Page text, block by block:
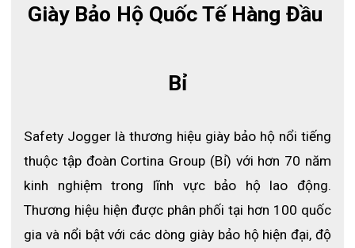
Giày phòng sạch Safety Jogger Sonic
THÔNG TIN CHI TIẾT VỀ GIÀY PHÒNG SẠCH JOGGER
Thông tin kỹ thuật
● Mã sản phẩm: Sonic
● Thương hiệu: Safety Jogger - Bỉ
● Màu sắc: Đa dạng các loại màu sắc mà các bạn cần
● Size: Đầy đủ tất cả các size từ 35-46
Giày Bảo Hộ Quốc Tế Hàng Đầu
Bỉ
Safety Jogger là thương hiệu giày bảo hộ nổi tiếng
thuộc tập đoàn Cortina Group (Bỉ) với hơn 70 năm
kinh nghiệm trong lĩnh vực bảo hộ lao động.
Thương hiệu hiện được phân phối tại hơn 100 quốc
gia và nổi bật với các dòng giày bảo hộ hiện đại, độ